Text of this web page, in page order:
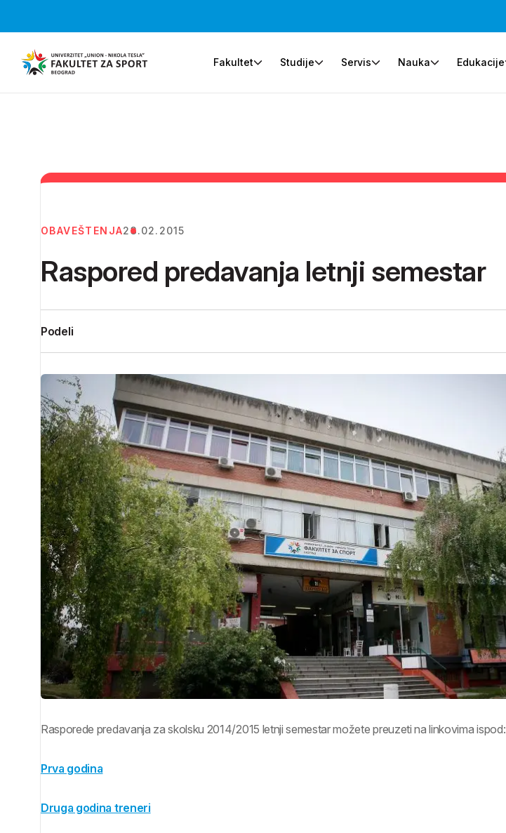
Fakultet Studije Servis Nauka Edukacije
OBAVEŠTENJA23.02.2015
Raspored predavanja letnji semestar
Podeli
Rasporede predavanja za skolsku 2014/2015 letnji semestar možete preuzeti na linkovima ispod:
Prva godina
Druga godina treneri